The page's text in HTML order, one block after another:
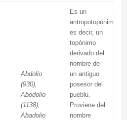
Abdolio
(930),
Abodolio
(1138),
Abadolio
Es un
antropotopónimo;
es decir, un
topónimo
derivado del
nombre de
un antiguo
posesor del
pueblu.
Proviene del
nombre